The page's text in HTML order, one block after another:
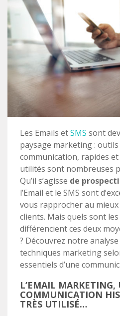
Les Emails etSMS sont
paysage marketing :
communication, rapides
utilités sont nombreuses
Qu’il s’agisse de
l’Email et le SMS sont
vous rapprocher au mieux
clients. Mais quels sont
différencient ces deux
? Découvrez notre analyse
techniques marketing
essentiels d’une
L’EMAIL
COMMUNICATION
TRÈS UTILISÉ…